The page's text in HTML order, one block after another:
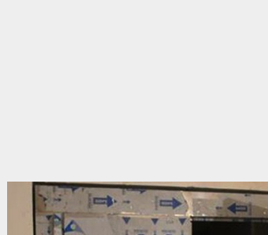
查看详细